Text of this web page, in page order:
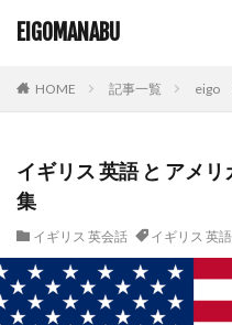
EIGOMANABU
HOME 記事一覧 eigo
イギリス 英語 と アメ
集
イギリス 英会話 イギリス 英